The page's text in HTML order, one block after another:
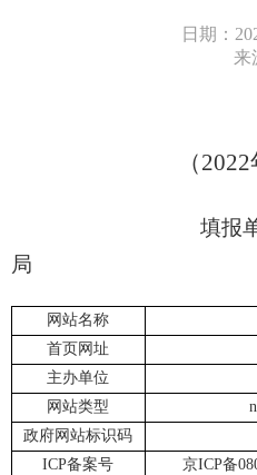
日期：
来
（2022
填报单位
局
网站名称
首页网址
主办单位
网站类型
n
政府网站标识码
ICP备案号
京ICP备